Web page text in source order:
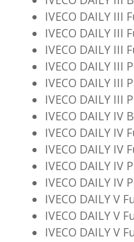
IVECO DAILY III
IVECO DAILY III
IVECO DAILY III
IVECO DAILY III
IVECO DAILY III
IVECO DAILY III
IVECO DAILY IV
IVECO DAILY IV
IVECO DAILY IV
IVECO DAILY IV
IVECO DAILY IV
IVECO DAILY V
IVECO DAILY V
IVECO DAILY V